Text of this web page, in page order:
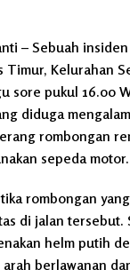
– Sebuah
Timur, Kelurahan
sore pukul 16.00
diduga
rombongan
sepeda motor.
rombongan
di jalan tersebut.
helm putih
berlawanan